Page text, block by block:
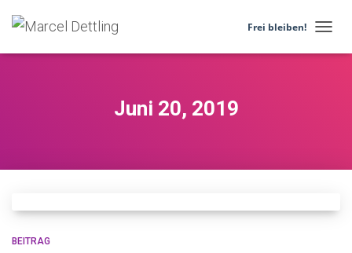
Frei bleiben!
Juni 20, 2019
BEITRAG